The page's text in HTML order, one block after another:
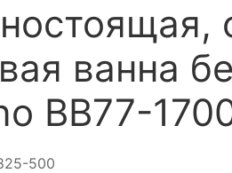
ванна
BB77-
500